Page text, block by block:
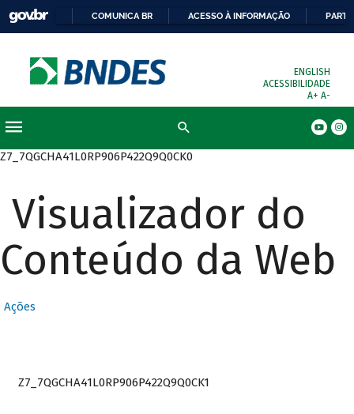
COMUNICA BR ACESSO À INFORMAÇÃO
ENGLISH
ACESSIBILIDADE
A+ A-
Z7_7QGCHA41L0RP906P422Q9Q0CK0
Visualizador do
Conteúdo da Web
Ações
Z7_7QGCHA41L0RP906P422Q9Q0CK1